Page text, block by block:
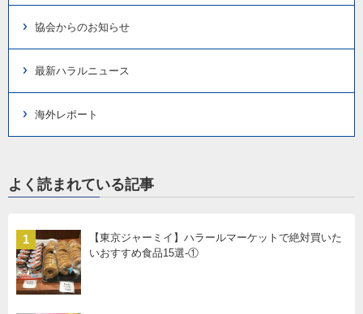
協会からのお知らせ
最新ハラルニュース
海外レポート
よく読まれている記事
1
【東京ジャーミイ】ハラールマーケットで絶対買いた
いおすすめ食品15選-①